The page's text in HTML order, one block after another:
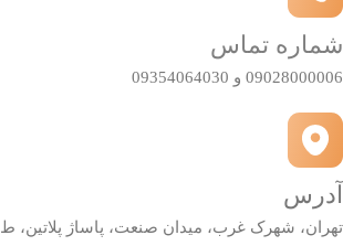
شماره تماس
09028000006 و 09354064030
آدرس
تهران، شهرک غرب، میدان صنعت، پاساژ پلاتین، ط1 واحد 161